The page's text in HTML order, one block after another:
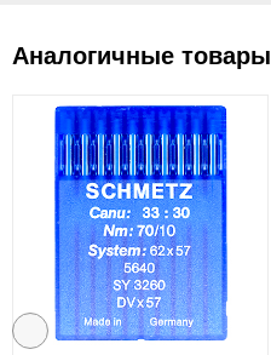
Аналогичные товары